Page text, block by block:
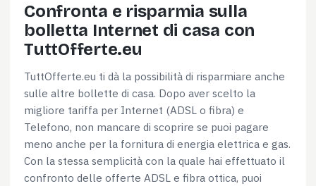
Confronta e risparmia sulla
bolletta Internet di casa con
TuttOfferte.eu
TuttOfferte.eu ti dà la possibilità di risparmiare anche
sulle altre bollette di casa. Dopo aver scelto la
migliore tariffa per Internet (ADSL o fibra) e
Telefono, non mancare di scoprire se puoi pagare
meno anche per la fornitura di energia elettrica e gas.
Con la stessa semplicità con la quale hai effettuato il
confronto delle offerte ADSL e fibra ottica, puoi